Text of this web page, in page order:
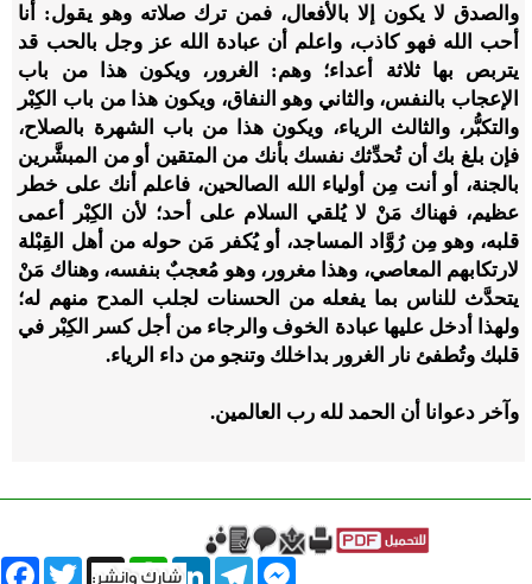
والصدق لا يكون إلا بالأفعال، فمن ترك صلاته وهو يقول: أنا
أحب الله فهو كاذب، واعلم أن عبادة الله عز وجل بالحب قد
يتربص بها ثلاثة أعداء؛ وهم: الغرور، ويكون هذا من باب
الإعجاب بالنفس، والثاني وهو النفاق، ويكون هذا من باب الكِبْر
والتكبُّر، والثالث الرياء، ويكون هذا من باب الشهرة بالصلاح،
فإن بلغ بك أن تُحدِّثك نفسك بأنك من المتقين أو من المبشَّرين
بالجنة، أو أنت مِن أولياء الله الصالحين، فاعلم أنك على خطر
عظيم، فهناك مَنْ لا يُلقي السلام على أحد؛ لأن الكِبْر أعمى
قلبه، وهو مِن رُوَّاد المساجد، أو يُكفر مَن حوله من أهل القِبْلة
لارتكابهم المعاصي، وهذا مغرور، وهو مُعجبٌ بنفسه، وهناك مَنْ
يتحدَّث للناس بما يفعله من الحسنات لجلب المدح منهم له؛
ولهذا أدخل عليها عبادة الخوف والرجاء من أجل كسر الكِبْر في
قلبك وتُطفئ نار الغرور بداخلك وتنجو من داء الرياء.
وآخر دعوانا أن الحمد لله رب العالمين.
Twitter X
WhatsAppLinkedInTelegram
Messenger